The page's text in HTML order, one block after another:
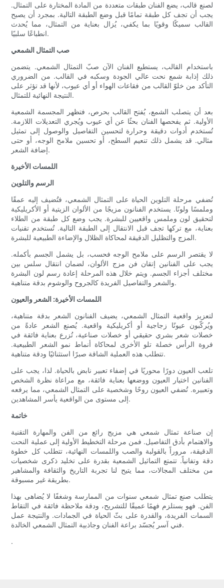
لصنع قالب، يضع الفنان طبقات متعددة من المادة المختارة على التمثال.
يجب أن تجف كل طبقة تمامًا قبل وضع الطبقة التالية. بمجرد أن يصبح
القالب سميكًا وقويًا بما يكفي، يُزال بعناية من التمثال، مما يُحدث
انطباعًا سلبيًا.
صب التمثال الشمعي
باستخدام القالب، يستطيع الفنان الآن صبّ التمثال الشمعي. يتضمن
ذلك إذابة شمع نحت عالي الجودة وسكبه في القالب. من الضروري
التأكد من خلوّ القالب من فقاعات الهواء أو أي عيوب، لأنها قد تؤثر على
النتيجة النهائية للتمثال.
بعد أن يتصلب الشمع، يُفتح القالب بحرص، فتظهر المجسمة الشمعية
الأولية. ثم يفحصها الفنان بحثًا عن أي عيوب ويُجري التعديلات اللازمة.
تُستخدم أدوات دقيقة وحرارة لتحسين التفاصيل والوصول إلى تمثيل
مثالي. قد يشمل ذلك تنعيم السطح، أو تحسين ملامح الوجه، أو حتى
إضافة الشعر.
اللمسات الأخيرة
الرسم والتلوين
تُضفي مرحلة التلوين الحياة على التمثال الشمعي، فتُضيف إليه عمقًا
وملمسًا ولونًا. يستخدم الفنانون مزيجًا من الألوان الزيتية أو الأكريليكية
لتحقيق لون وملمس واقعيين للبشرة. يجب وضع كل طبقة من الطلاء
بعناية، مع تركها تجف قبل الانتقال إلى الطبقة التالية. تُستخدم تقنيات
المزج والتظليل الدقيقة لمحاكاة الظلال والإضاءة الطبيعية للبشرة.
لا يقتصر الرسم على ملامح الوجه فحسب، بل يشمل الجسم بأكمله.
يجب على الفنانين إتقان فن مزج الألوان، لضمان انتقال سلس بين
مختلف أجزاء الجسم. ويتم خلال هذه المرحلة إعادة رسم لون البشرة
والشعر والتفاصيل الفريدة كالجروح والوشوم بدقة متناهية.
اللمسات الأخيرة: الشعر والعيون
لتعزيز واقعية التمثال الشمعي، يضيف الفنانون الشعر بدقة متناهية،
ويُركّبون عيونًا زجاجية أو أكريليكية واقعية. يُصنع الشعر عادةً من
خصلات شعر بشري حقيقي أو خصلات صناعية، تُزرع بعناية فائقة في
فروة الرأس خصلة تلو الأخرى لمحاكاة أنماط نمو الشعر الطبيعية.
تتطلب هذه العملية الشاقة صبرًا استثنائيًا ودقة متناهية.
تلعب العيون دورًا محوريًا في إضفاء تعبير نابض بالحياة. لذا، يجب على
الفنانين اختيار العيون ووضعها بعناية فائقة، مع مراعاة نظرة الشخص
وتعبيره. تُضفي العيون روحًا وشخصية على التمثال الشمعي، مما يرفعه
إلى مستوى من الواقعية يأسر المشاهدين.
خاتمة
إن صناعة تمثال شمعي هي مزيج رائع من الفن والمهارة التقنية
والاهتمام بأدق التفاصيل. فمن مرحلة التخطيط الأولية إلى عملية النحت
الدقيقة، مروراً بالقولبة والصب واللمسات النهائية، تتطلب كل خطوة
دقة وتفانياً. تتمتع التماثيل الشمعية بقدرة على تخليد ذكرى شخصيات
من مختلف المجالات، مما يتيح لنا تجربة التاريخ والثقافة والمشاهير
بطريقة غير مسبوقة.
يتطلب صنع تمثال شمعي سنوات من الممارسة وشغفًا لا يُضاهى بهذا
الفن. فهو يستلزم فهمًا عميقًا للتشريح، ودقة ملاحظة فائقة في التقاط
السمات الفريدة، والقدرة على بثّ الحياة في الجمادات. والنتيجة عمل
فني آسر يُجسّد براعة الفنان وجاذبية التمثال الشمعي الخالدة.
.